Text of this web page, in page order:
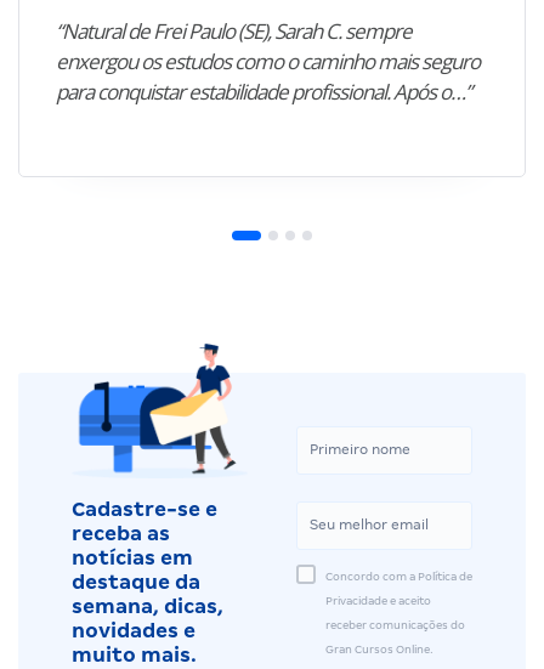
“Natural de Frei Paulo (SE), Sarah C. sempre
enxergou os estudos como o caminho mais seguro
para conquistar estabilidade profissional. Após o…”
Cadastre-se e
receba as
notícias em
destaque da
semana, dicas,
novidades e
muito mais.
Concordo com a Política de
Privacidade e aceito
receber comunicações do
Gran Cursos Online.